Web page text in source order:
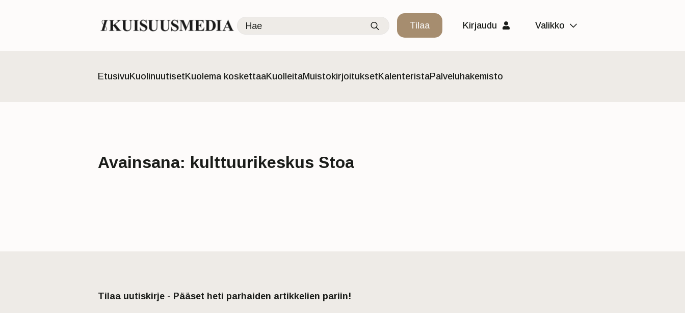
Search
for:
Tilaa Kirjaudu Valikko
Etusivu KuolinuutisetKuolema koskettaaKuolleitaMuistokirjoituksetKalenteristaPalveluhakemisto
Avainsana: kulttuurikeskus Stoa
Tilaa uutiskirje - Pääset heti parhaiden artikkelien pariin!